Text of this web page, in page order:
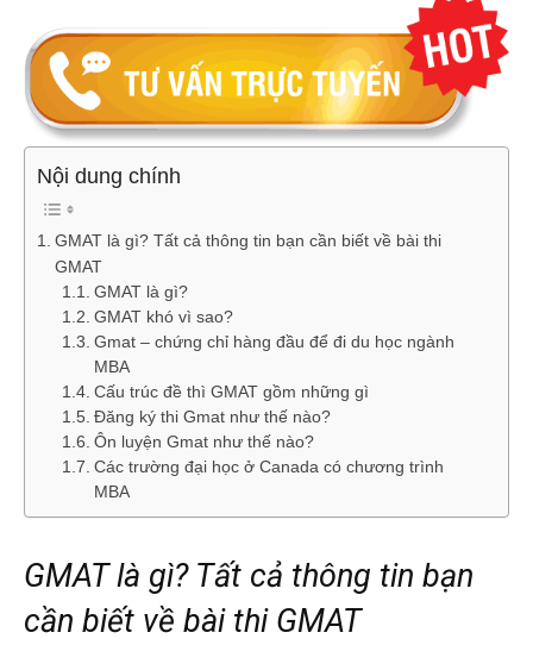
Nội dung chính
GMAT là gì? Tất cả thông tin bạn cần biết về bài thi
GMAT
GMAT là gì?
GMAT khó vì sao?
Gmat – chứng chỉ hàng đầu để đi du học ngành
MBA
Cấu trúc đề thì GMAT gồm những gì
Đăng ký thi Gmat như thế nào?
Ôn luyện Gmat như thế nào?
Các trường đại học ở Canada có chương trình
MBA
GMAT là gì? Tất cả thông tin bạn
cần biết về bài thi GMAT